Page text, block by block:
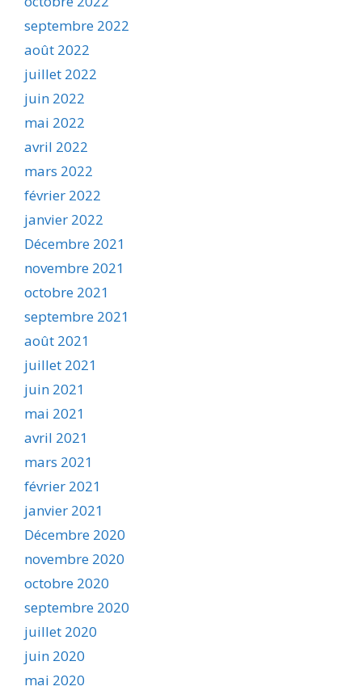
septembre 2022
août 2022
juillet 2022
juin 2022
mai 2022
avril 2022
mars 2022
février 2022
janvier 2022
Décembre 2021
novembre 2021
octobre 2021
septembre 2021
août 2021
juillet 2021
juin 2021
mai 2021
avril 2021
mars 2021
février 2021
janvier 2021
Décembre 2020
novembre 2020
octobre 2020
septembre 2020
juillet 2020
juin 2020
mai 2020